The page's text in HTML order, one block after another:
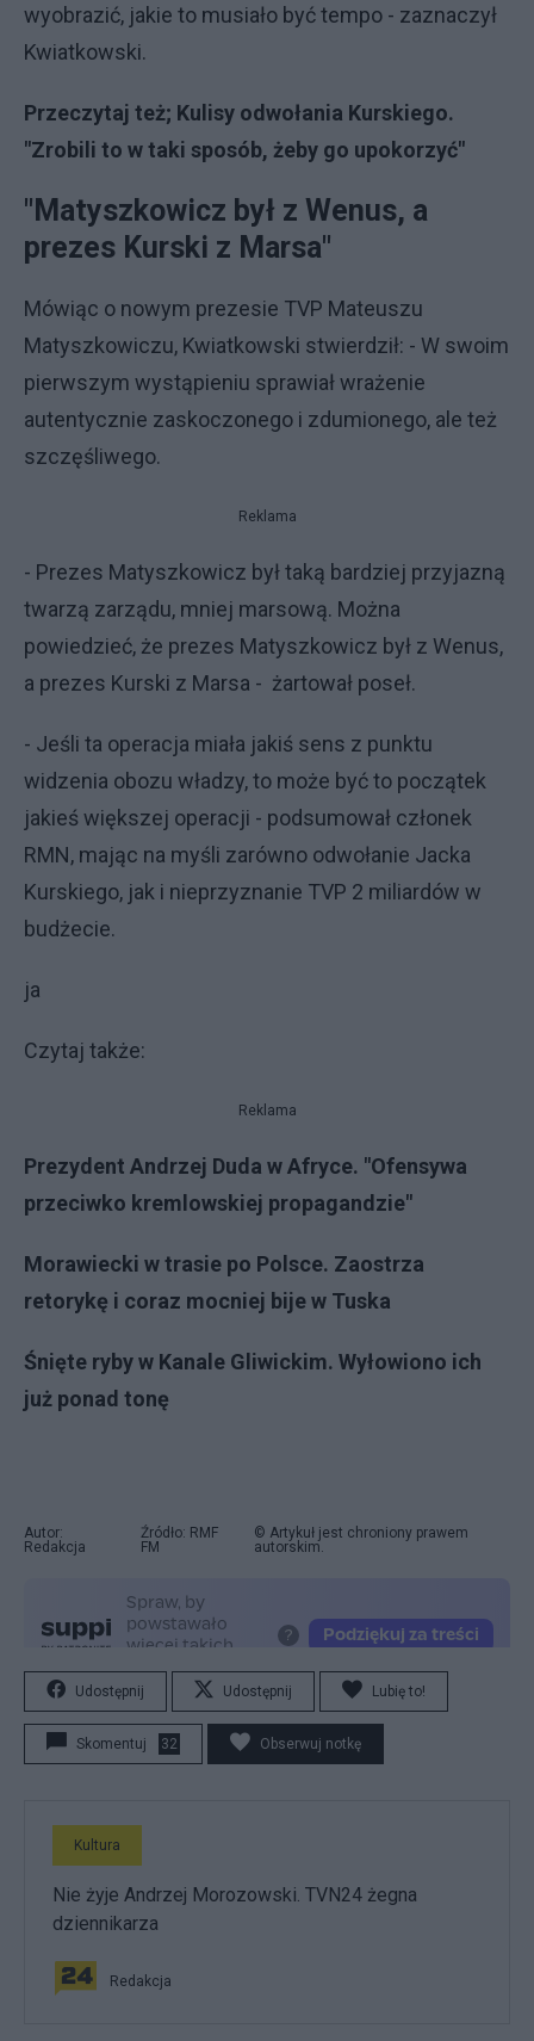
wyobrazić, jakie to musiało być tempo - zaznaczył
Kwiatkowski.
Przeczytaj też; Kulisy odwołania Kurskiego.
"Zrobili to w taki sposób, żeby go upokorzyć"
"Matyszkowicz był z Wenus, a
prezes Kurski z Marsa"
Mówiąc o nowym prezesie TVP Mateuszu
Matyszkowiczu, Kwiatkowski stwierdził: - W swoim
pierwszym wystąpieniu sprawiał wrażenie
autentycznie zaskoczonego i zdumionego, ale też
szczęśliwego.
Reklama
- Prezes Matyszkowicz był taką bardziej przyjazną
twarzą zarządu, mniej marsową. Można
powiedzieć, że prezes Matyszkowicz był z Wenus,
a prezes Kurski z Marsa - żartował poseł.
- Jeśli ta operacja miała jakiś sens z punktu
widzenia obozu władzy, to może być to początek
jakieś większej operacji - podsumował członek
RMN, mając na myśli zarówno odwołanie Jacka
Kurskiego, jak i nieprzyznanie TVP 2 miliardów w
budżecie.
ja
Czytaj także:
Reklama
Prezydent Andrzej Duda w Afryce. "Ofensywa
przeciwko kremlowskiej propagandzie"
Morawiecki w trasie po Polsce. Zaostrza
retorykę i coraz mocniej bije w Tuska
Śnięte ryby w Kanale Gliwickim. Wyłowiono ich
już ponad tonę
Autor:
Redakcja
Źródło: RMF
FM
© Artykuł jest chroniony prawem
autorskim.
Udostępnij Udostępnij Lubię to!
Skomentuj 32 Obserwuj notkę
Kultura
Nie żyje Andrzej Morozowski. TVN24 żegna
dziennikarza
Redakcja